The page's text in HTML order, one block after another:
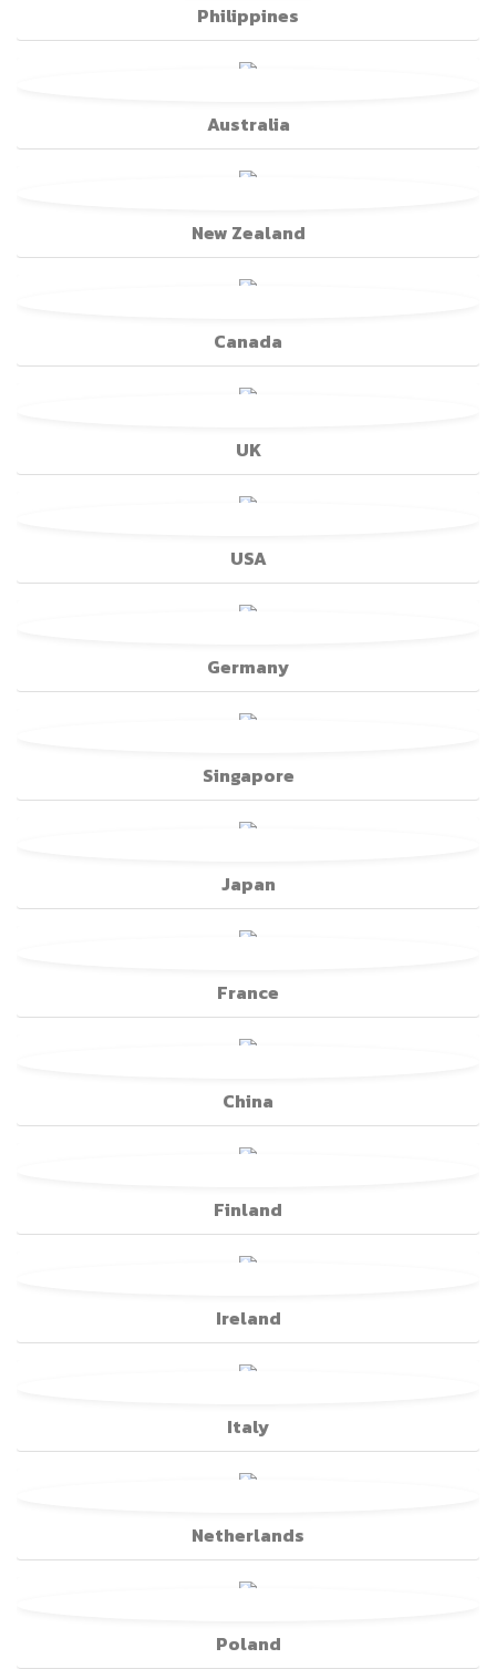
Philippines
Australia
New Zealand
Canada
UK
USA
Germany
Singapore
Japan
France
China
Finland
Ireland
Italy
Netherlands
Poland